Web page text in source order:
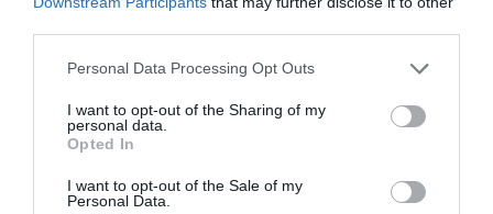
Please note that this website/app uses one or more Google
not limited to your visit or usage behaviour. You may click to
grant or deny consent to Google and its third-party tags to
use your data for below specified purposes in below Google
consent section.
Personal Data Processing Opt Outs
I want to opt-out of the Sharing of my
personal data.
Opted In
I want to opt-out of the Sale of my
Personal Data.
messze vannak.